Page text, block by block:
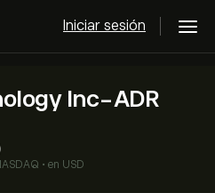
Iniciar sesión
Inc-ADR
• en USD